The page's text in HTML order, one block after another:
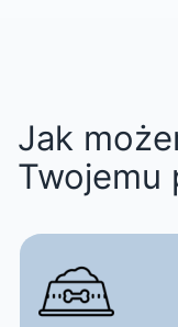
Jak
Twojemu